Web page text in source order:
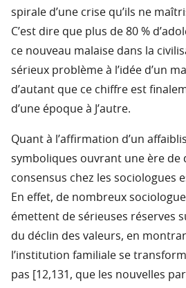
spirale d’une crise qu’ils ne
C’est dire que plus de 80 %
ce nouveau malaise dans la
sérieux problème à l’idée d’un
d’autant que ce chiffre est
d’une époque à J’autre.
Quant à l’affirmation d’un
symboliques ouvrant une ère de
consensus chez les sociologues
En effet, de nombreux
émettent de sérieuses réserves
du déclin des valeurs, en
l’institution familiale se
pas [12,131, que les nouvelles